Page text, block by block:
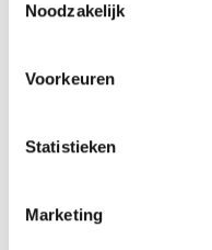
Noodzakelijk
Voorkeuren
Statistieken
Marketing
€49,95